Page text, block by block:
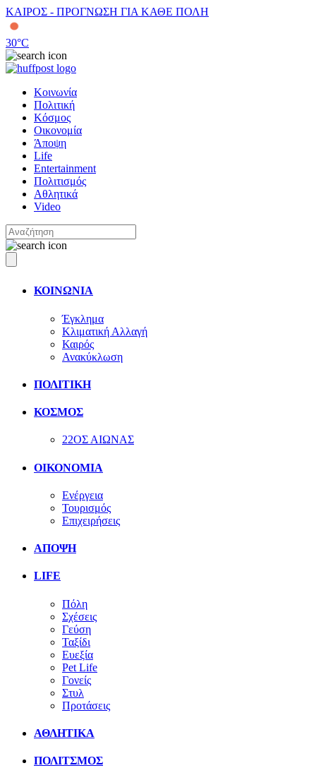
ΚΑΙΡΟΣ - ΠΡΟΓΝΩΣΗ ΓΙΑ ΚΑΘΕ ΠΟΛΗ
30°C
Κοινωνία
Πολιτική
Κόσμος
Οικονομία
Άποψη
Life
Entertainment
Πολιτισμός
Αθλητικά
Video
ΚΟΙΝΩΝΙΑ
Έγκλημα
Κλιματική Αλλαγή
Καιρός
Ανακύκλωση
ΠΟΛΙΤΙΚΗ
ΚΟΣΜΟΣ
22ΟΣ ΑΙΩΝΑΣ
ΟΙΚΟΝΟΜΙΑ
Ενέργεια
Τουρισμός
Επιχειρήσεις
ΑΠΟΨΗ
LIFE
Πόλη
Σχέσεις
Γεύση
Ταξίδι
Ευεξία
Pet Life
Γονείς
Στυλ
Προτάσεις
ΑΘΛΗΤΙΚΑ
ΠΟΛΙΤΣΜΟΣ